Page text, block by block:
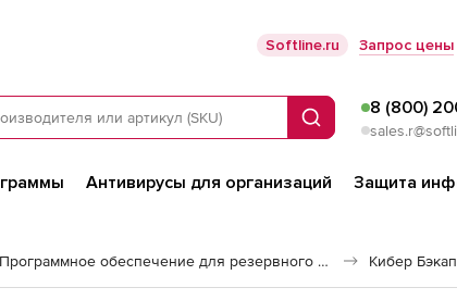
Softline.ru Запрос цены
Поиск
8 (800)
Антивирусы для организаций Защита
Программное обеспечение для резервного копирования Кибер